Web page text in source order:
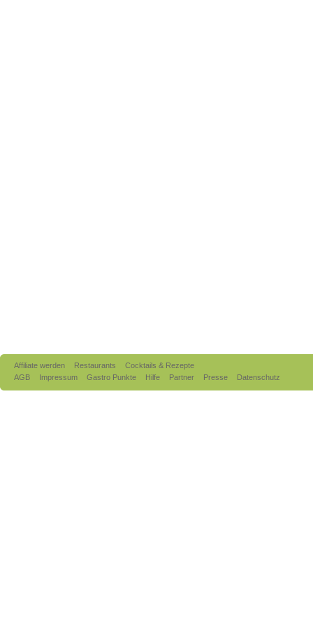
Affiliate werden Restaurants
Cocktails & Rezepte
AGB
Impressum Gastro Punkte Hilfe Partner Presse Datenschutz